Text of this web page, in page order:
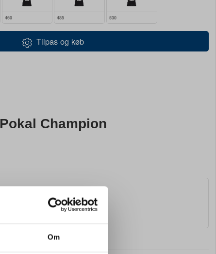
Om
460 485 530
Tilpas og køb
Pokal Champion